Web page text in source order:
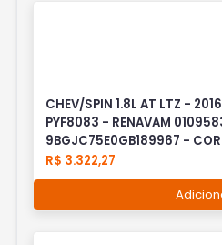
CHEV/SPIN 1.8L AT LTZ -
PYF8083 - RENAVAM
9BGJC75E0GB189967 -
R$ 3.322,27